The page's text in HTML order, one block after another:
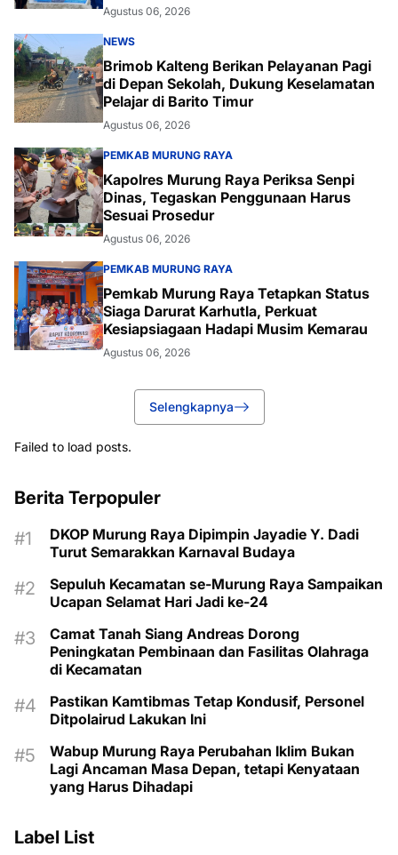
Agustus 06, 2026
NEWS
Brimob Kalteng Berikan Pelayanan Pagi
di Depan Sekolah, Dukung Keselamatan
Pelajar di Barito Timur
Agustus 06, 2026
PEMKAB MURUNG RAYA
Kapolres Murung Raya Periksa Senpi
Dinas, Tegaskan Penggunaan Harus
Sesuai Prosedur
Agustus 06, 2026
PEMKAB MURUNG RAYA
Pemkab Murung Raya Tetapkan Status
Siaga Darurat Karhutla, Perkuat
Kesiapsiagaan Hadapi Musim Kemarau
Agustus 06, 2026
Selengkapnya
Failed to load posts.
Berita Terpopuler
DKOP Murung Raya Dipimpin Jayadie Y. Dadi
Turut Semarakkan Karnaval Budaya
Sepuluh Kecamatan se-Murung Raya Sampaikan
Ucapan Selamat Hari Jadi ke-24
Camat Tanah Siang Andreas Dorong
Peningkatan Pembinaan dan Fasilitas Olahraga
di Kecamatan
Pastikan Kamtibmas Tetap Kondusif, Personel
Ditpolairud Lakukan Ini
Wabup Murung Raya Perubahan Iklim Bukan
Lagi Ancaman Masa Depan, tetapi Kenyataan
yang Harus Dihadapi
Label List